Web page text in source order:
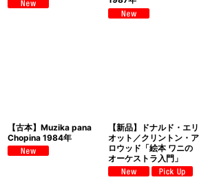
【古本】Muzika pana
Chopina 1984年
【新品】ドナルド・エリ
オット／クリントン・ア
ロウッド「絵本 ワニの
オーケストラ入門」